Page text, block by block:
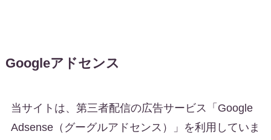
Googleアドセンス
当サイトは、第三者配信の広告サービス「Google
Adsense（グーグルアドセンス）」を利用していま